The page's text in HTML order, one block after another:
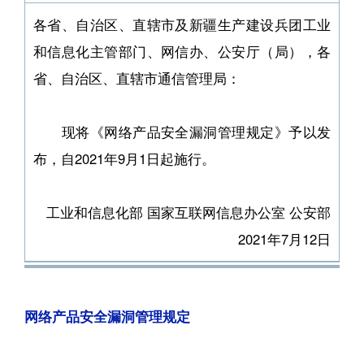
各省、自治区、直辖市及新疆生产建设兵团工业
和信息化主管部门、网信办、公安厅（局），各
省、自治区、直辖市通信管理局：
现将《网络产品安全漏洞管理规定》予以发
布，自2021年9月1日起施行。
工业和信息化部 国家互联网信息办公室 公安部
2021年7月12日
网络产品安全漏洞管理规定